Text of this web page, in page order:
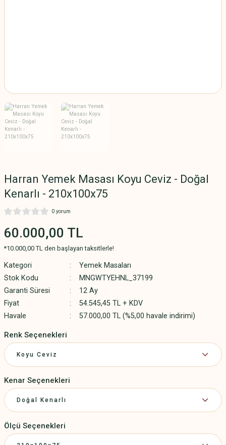
Harran Yemek Masası Koyu Ceviz - Doğal
Kenarlı - 210x100x75
0 yorum
60.000,00 TL
*10.000,00 TL den başlayan taksitlerle!
Kategori
Yemek Masaları
Stok Kodu
MNGWTYEHNL_37199
Garanti Süresi
12 Ay
Fiyat
54.545,45 TL + KDV
Havale
57.000,00 TL (%5,00 havale indirimi)
Renk Seçenekleri
Kenar Seçenekleri
Ölçü Seçenekleri